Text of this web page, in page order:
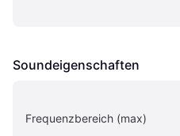
Soundeigen­schaften
Frequenzbereich (max)